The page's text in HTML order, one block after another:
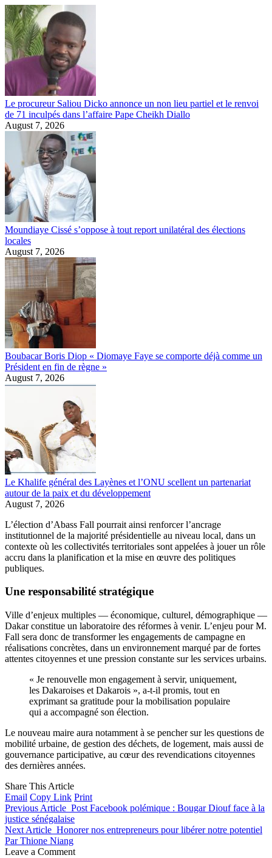
Le procureur Saliou Dicko annonce un non lieu partiel et le renvoi
de 71 inculpés dans l’affaire Pape Cheikh Diallo
August 7, 2026
Moundiaye Cissé s’oppose à tout report unilatéral des élections
locales
August 7, 2026
Boubacar Boris Diop « Diomaye Faye se comporte déjà comme un
Président en fin de règne »
August 7, 2026
Le Khalife général des Layènes et l’ONU scellent un partenariat
autour de la paix et du développement
August 7, 2026
L’élection d’Abass Fall pourrait ainsi renforcer l’ancrage
institutionnel de la majorité présidentielle au niveau local, dans un
contexte où les collectivités territoriales sont appelées à jouer un rôle
accru dans la planification et la mise en œuvre des politiques
publiques.
Une responsabilité stratégique
Ville d’enjeux multiples — économique, culturel, démographique —
Dakar constitue un laboratoire des réformes à venir. L’enjeu pour M.
Fall sera donc de transformer les engagements de campagne en
réalisations concrètes, dans un environnement marqué par de fortes
attentes citoyennes et une pression constante sur les services urbains.
« Je renouvelle mon engagement à servir, uniquement,
les Dakaroises et Dakarois », a-t-il promis, tout en
exprimant sa gratitude pour la mobilisation populaire
qui a accompagné son élection.
Le nouveau maire aura notamment à se pencher sur les questions de
mobilité urbaine, de gestion des déchets, de logement, mais aussi de
gouvernance participative, au cœur des revendications citoyennes
des dernières années.
Share This Article
Email Copy Link Print
Previous Article Post Facebook polémique : Bougar Diouf face à la
justice sénégalaise
Next Article Honorer nos entrepreneurs pour libérer notre potentiel
Par Thione Niang
Leave a Comment